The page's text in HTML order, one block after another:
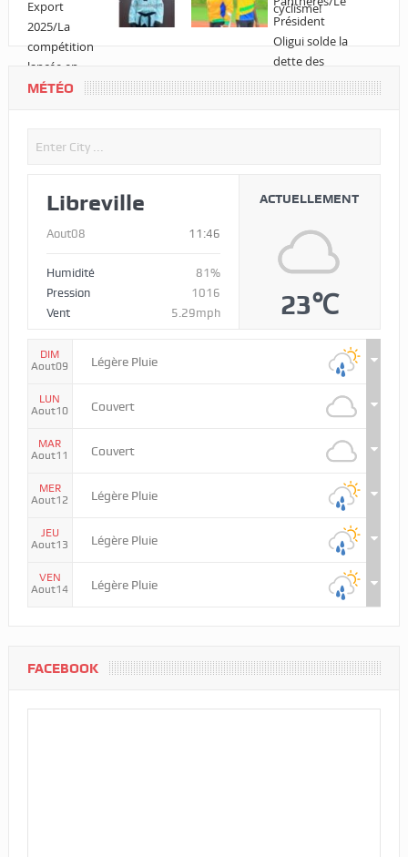
MÉTÉO
Libreville
Aout08 11:46
Humidité
81%
Pression
1016
Vent
5.29mph
ACTUELLEMENT
23℃
DIM
Aout09
Légère Pluie
LUN
Aout10
Couvert
MAR
Aout11
Couvert
MER
Aout12
Légère Pluie
JEU
Aout13
Légère Pluie
VEN
Aout14
Légère Pluie
FACEBOOK